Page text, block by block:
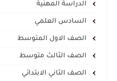
الدراسة المهنية
السادس العلمي
الصف الاول المتوسط
الصف الثالث متوسط
الصف الثاني الابتدائي